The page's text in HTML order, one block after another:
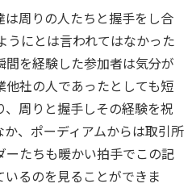
周りの人たちと握手をし合
うにとは言われてはなかった
間を経験した参加者は気分が
社の人であったとしても短
周りと握手しその経験を祝
、ポーディアムからは取引所
たちも暖かい拍手でこの記
るのを見ることができま